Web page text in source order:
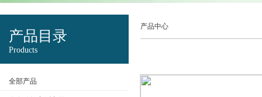
产品目录
Products
全部产品
产品中心